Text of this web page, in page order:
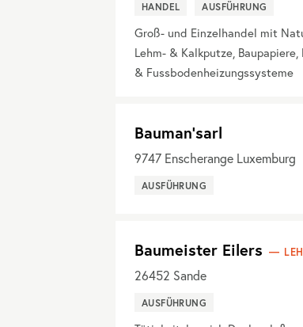
HANDEL AUSFÜHRUNG
Groß- und Einzelhandel mit
Lehm- & Kalkputze,
& Fussbodenheizungssysteme
Bauman'sarl
9747 Enscherange Luxemburg
AUSFÜHRUNG
Baumeister Eilers
26452 Sande
AUSFÜHRUNG